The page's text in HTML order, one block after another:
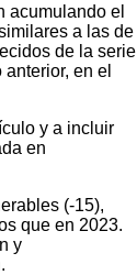
acumulando el
a las de
de la serie
en el
y a incluir
en
(-15),
que en 2023.
y